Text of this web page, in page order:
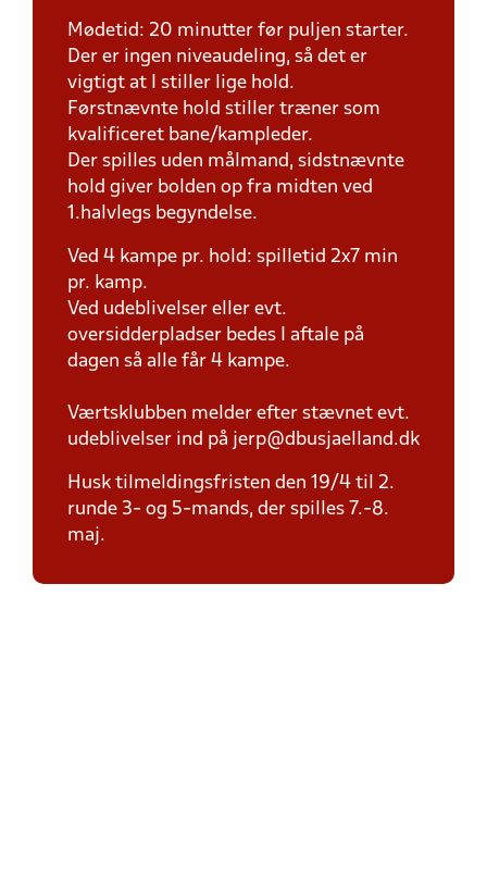
Mødetid: 20 minutter før puljen starter.
Der er ingen niveaudeling, så det er
vigtigt at I stiller lige hold.
Førstnævnte hold stiller træner som
kvalificeret bane/kampleder.
Der spilles uden målmand, sidstnævnte
hold giver bolden op fra midten ved
1.halvlegs begyndelse.
Ved 4 kampe pr. hold: spilletid 2x7 min
pr. kamp.
Ved udeblivelser eller evt.
oversidderpladser bedes I aftale på
dagen så alle får 4 kampe.
Værtsklubben melder efter stævnet evt.
udeblivelser ind på jerp@dbusjaelland.dk
Husk tilmeldingsfristen den 19/4 til 2.
runde 3- og 5-mands, der spilles 7.-8.
maj.